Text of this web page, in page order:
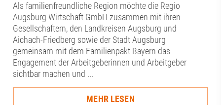
Als familienfreundliche Region möchte die Regio
Augsburg Wirtschaft GmbH zusammen mit ihren
Gesellschaftern, den Landkreisen Augsburg und
Aichach-Friedberg sowie der Stadt Augsburg
gemeinsam mit dem Familienpakt Bayern das
Engagement der Arbeitgeberinnen und Arbeitgeber
sichtbar machen und ...
MEHR LESEN